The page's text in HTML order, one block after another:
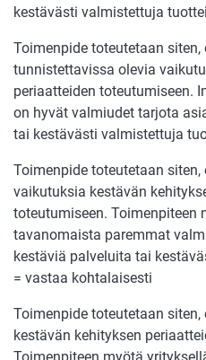
kestävästi valmistettuja
Toimenpide toteutetaan
tunnistettavissa olevia
periaatteiden toteutumiseen.
on hyvät valmiudet tarjota
tai kestävästi valmistettuja
Toimenpide toteutetaan
vaikutuksia kestävän
toteutumiseen. Toimenpiteen
tavanomaista paremmat
kestäviä palveluita tai
= vastaa kohtalaisesti
Toimenpide toteutetaan
kestävän kehityksen